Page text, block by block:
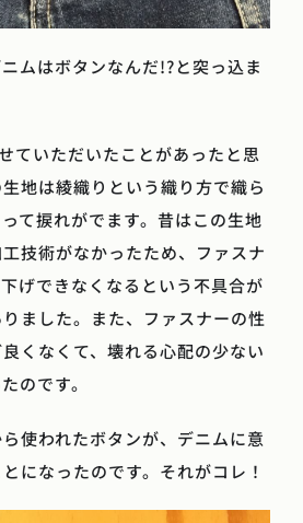
ムはボタンなんだ!?と突っ込ま
ていただいたことがあったと思
地は綾織りという織り方で織ら
て捩れがでます。昔はこの生地
技術がなかったため、ファスナ
げできなくなるという不具合が
ました。また、ファスナーの性
くなくて、壊れる心配の少ない
のです。
使われたボタンが、デニムに意
になったのです。それがコレ！